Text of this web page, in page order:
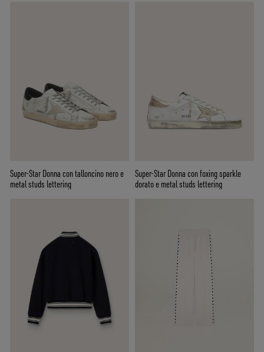
Super-Star Donna con talloncino nero e
metal studs lettering
Super-Star Donna con foxing sparkle
dorato e metal studs lettering